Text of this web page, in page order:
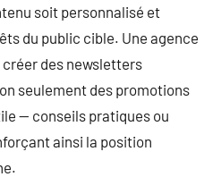
soit personnalisé et
du public cible. Une agence
des newsletters
seulement des promotions
— conseils pratiques ou
ainsi la position